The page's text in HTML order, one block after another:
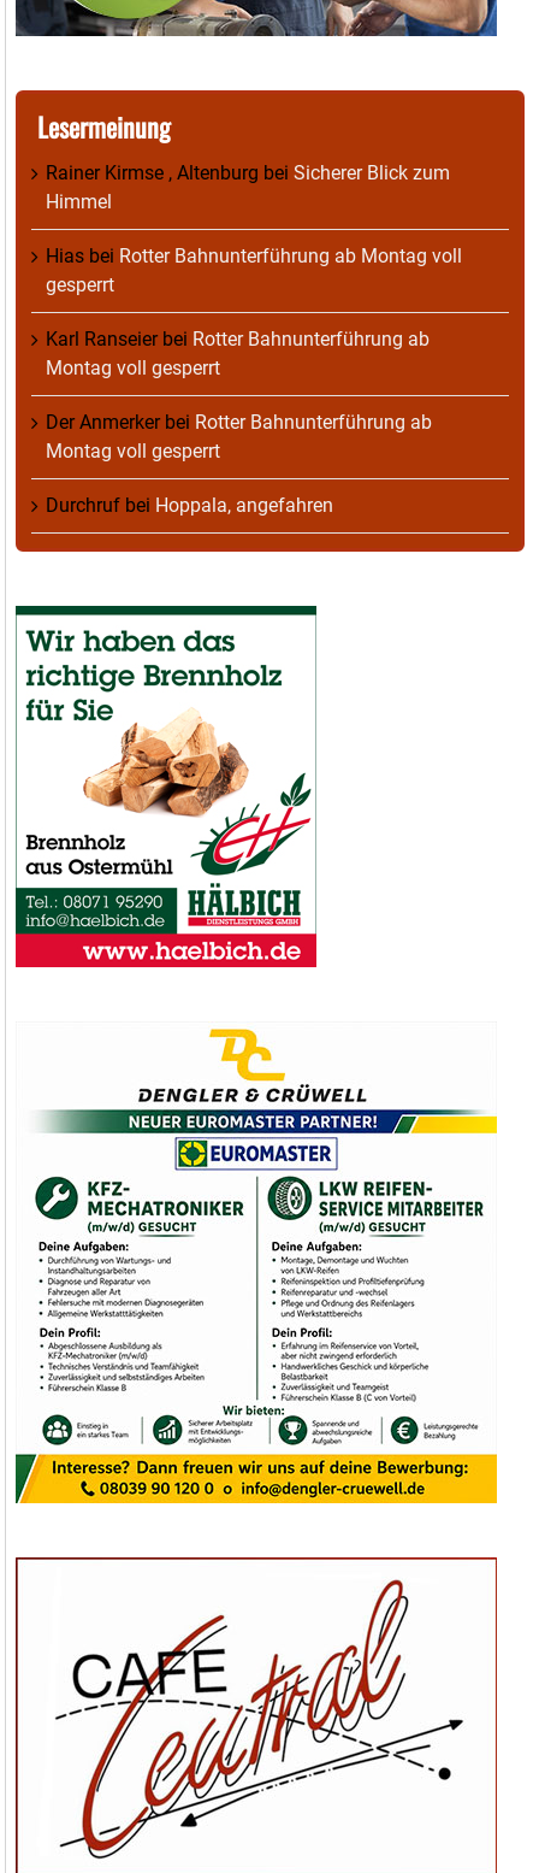
Lesermeinung
Rainer Kirmse , Altenburg bei Sicherer Blick zum
Himmel
Hias bei Rotter Bahnunterführung ab Montag voll
gesperrt
Karl Ranseierbei Rotter Bahnunterführung ab
Montag voll gesperrt
Der Anmerkerbei Rotter Bahnunterführung ab
Montag voll gesperrt
Durchruf bei Hoppala, angefahren